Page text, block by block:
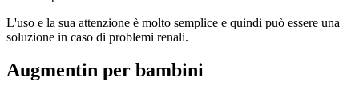
L'uso e la sua attenzione è molto semplice e quindi può essere una
soluzione in caso di problemi renali.
Augmentin per bambini